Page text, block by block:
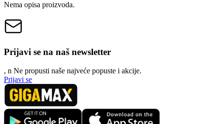
Nema opisa proizvoda.
Prijavi se na naš newsletter
, n Ne propusti naše najveće popuste i akcije.
Prijavi se